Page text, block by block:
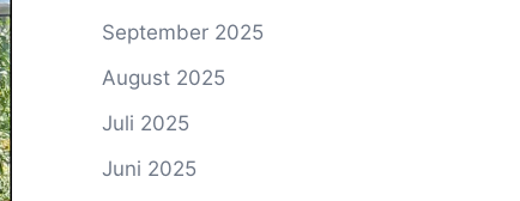
September 2025
August 2025
Juli 2025
Juni 2025